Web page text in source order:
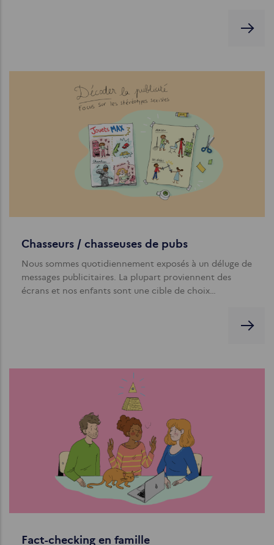
Chasseurs / chasseuses de pubs
Nous sommes quotidiennement exposés à un déluge de
messages publicitaires. La plupart proviennent des
écrans et nos enfants sont une cible de choix…
Fact-checking en famille